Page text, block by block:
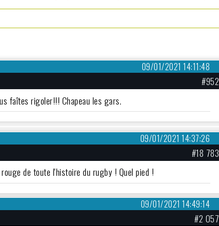
09/01/2021 14:11:48
#952
faîtes rigoler!!! Chapeau les gars.
09/01/2021 14:37:26
#18 783
de toute l'histoire du rugby ! Quel pied !
09/01/2021 14:49:14
#2 057